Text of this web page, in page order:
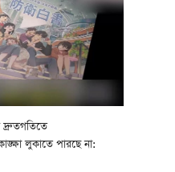
দ্রুতগতিতে
লুকাতে পারছে না: